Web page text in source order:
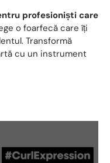
profesioniști care
o foarfecă care îți
Transformă
cu un instrument